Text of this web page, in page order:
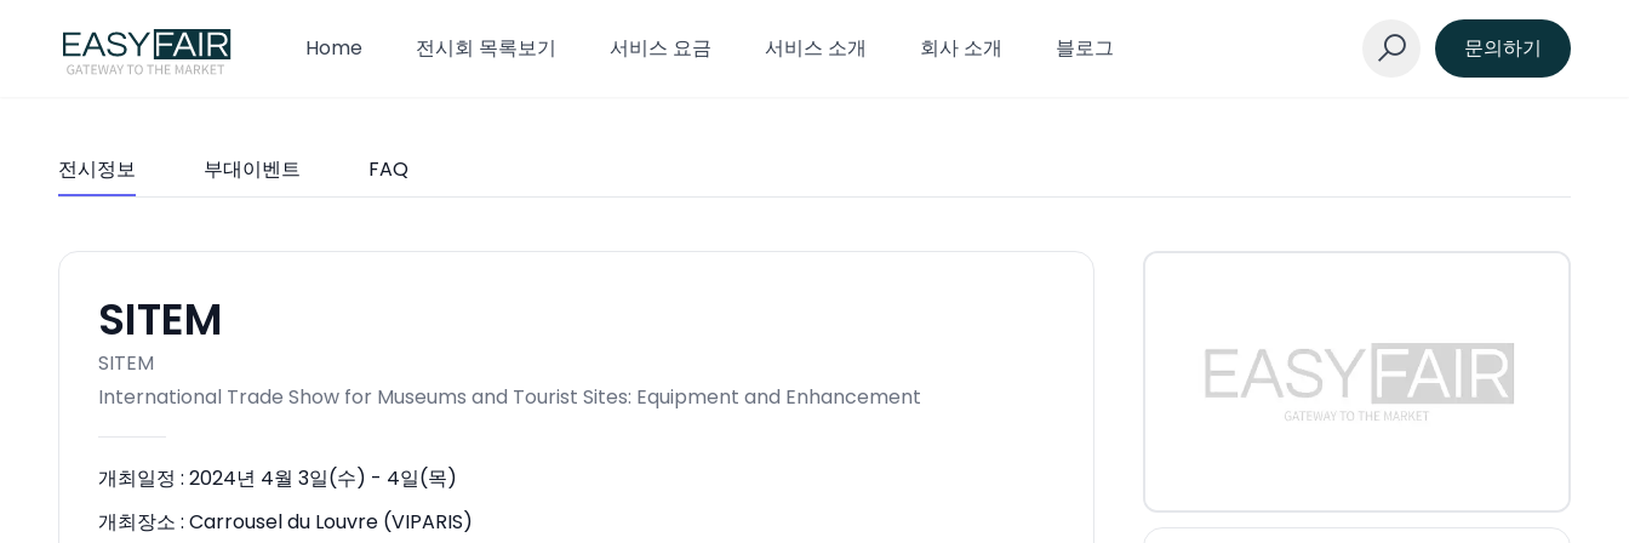
Home 전시회 목록보기 서비스 요금 서비스 소개 회사 소개 블로그 문의하기
전시정보 부대이벤트 FAQ
SITEM
SITEM
International Trade Show for Museums and Tourist Sites: Equipment and Enhancement
개최일정 : 2024년 4월 3일(수) - 4일(목)
개최장소 : Carrousel du Louvre (VIPARIS)